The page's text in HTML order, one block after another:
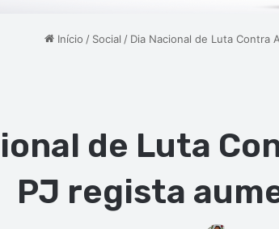
Início / Social / Dia Nacional de Luta Contra
de Luta
PJ regista